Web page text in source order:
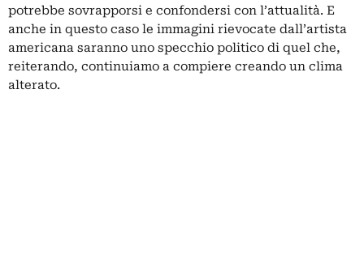
potrebbe sovrapporsi e confondersi con l’attualità. E
anche in questo caso le immagini rievocate dall’artista
americana saranno uno specchio politico di quel che,
reiterando, continuiamo a compiere creando un clima
alterato.